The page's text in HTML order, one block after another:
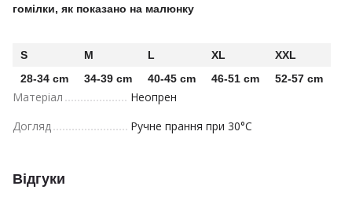
гомілки, як показано на малюнку
S M L XL
XXL
28-34 cm
34-39 cm 40-45 cm 46-51 cm 52-57 cm
Матеріал
Неопрен
Догляд
Ручне прання при 30°C
Відгуки